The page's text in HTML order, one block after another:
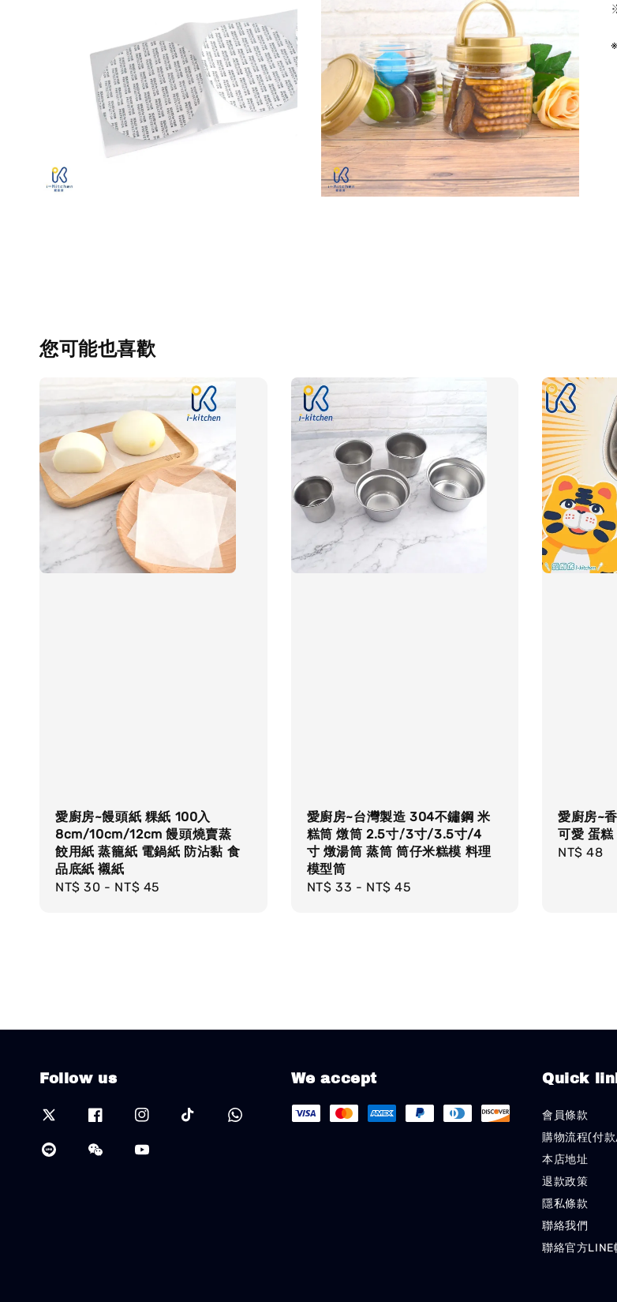
您可能也喜歡
愛廚房~饅頭紙 粿紙 100入
8cm/10cm/12cm 饅頭燒賣蒸
餃用紙 蒸籠紙 電鍋紙 防沾黏 食
品底紙 襯紙
Regular
NT$ 30 - NT$ 45
愛廚房~台灣製造 304不鏽鋼 米
糕筒 燉筒 2.5寸/3寸/3.5寸/4
寸 燉湯筒 蒸筒 筒仔米糕模 料理
模型筒
Regular
NT$ 33 - NT$ 45
愛廚房~
可愛 蛋糕
Regular
NT$ 48
Follow us We accept Quick
會員條款
購物流程(付
本店地址
退款政策
隱私條款
聯絡我們
聯絡官方LINE